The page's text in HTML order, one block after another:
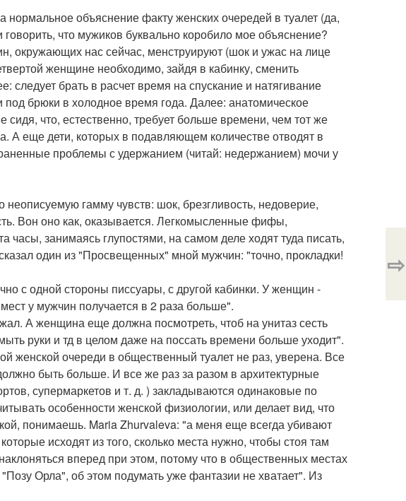
объяснение факту женских очередей в туалет (да,
что мужиков буквально коробило мое объяснение?
окружающих нас сейчас, менструируют (шок и ужас на лице
женщине необходимо, зайдя в кабинку, сменить
следует брать в расчет время на спускание и натягивание
брюки в холодное время года. Далее: анатомическое
что, естественно, требует больше времени, чем тот же
А еще дети, которых в подавляющем количестве отводят в
проблемы с удержанием (читай: недержанием) мочи у
гамму чувств: шок, брезгливость, недоверие,
Вон оно как, оказывается. Легкомысленные фифы,
занимаясь глупостями, на самом деле ходят туда писать,
один из "Просвещенных" мной мужчин: "точно, прокладки!
с одной стороны писсуары, с другой кабинки. У женщин -
у мужчин получается в 2 раза больше".
А женщина еще должна посмотреть, чтоб на унитаз сесть
руки и тд в целом даже на поссать времени больше уходит".
женской очереди в общественный туалет не раз, уверена. Все
быть больше. И все же раз за разом в архитектурные
супермаркетов и т. д. ) закладываются одинаковые по
особенности женской физиологии, или делает вид, что
понимаешь. Maria Zhurvaleva: "а меня еще всегда убивают
исходят из того, сколько места нужно, чтобы стоя там
вперед при этом, потому что в общественных местах
Орла", об этом подумать уже фантазии не хватает". Из
⇨